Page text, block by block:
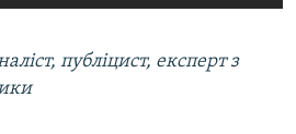
публіцист, експерт з